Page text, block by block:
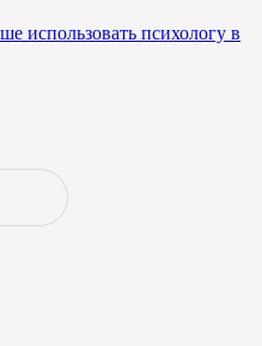
использовать психологу в